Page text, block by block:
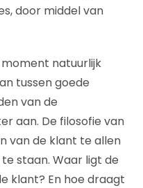
door middel van
natuurlijk
tussen goede
van de
aan. De filosofie van
van de klant te allen
staan. Waar ligt de
klant? En hoe draagt